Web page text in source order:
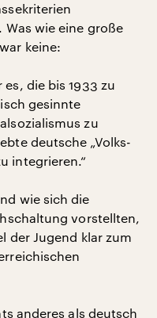
wie eine große
keine:
es, die bis 1933 zu
gesinnte
zu
deutsche „Volks-
integrieren.“
wie sich die
vorstellten,
der Jugend klar zum
anderes als deutsch